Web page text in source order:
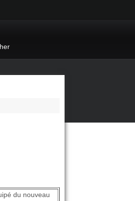
du nouveau